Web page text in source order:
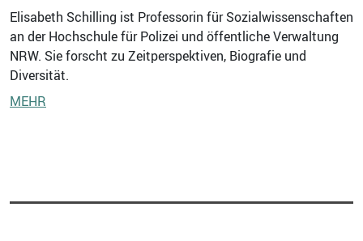
Elisabeth Schilling ist Professorin für Sozialwissenschaften
an der Hochschule für Polizei und öffentliche Verwaltung
NRW. Sie forscht zu Zeitperspektiven, Biografie und
Diversität.
MEHR